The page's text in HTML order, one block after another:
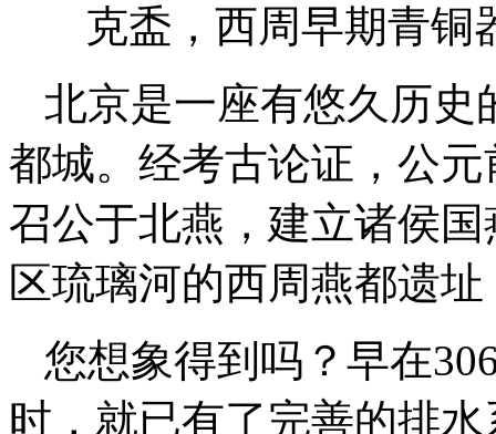
克盉，西周早期青铜
北京是一座有悠久历史
都城。经考古论证，公
召公于北燕，建立诸侯
区琉璃河的西周燕都遗
您想象得到吗？早在
时，就已有了完善的排